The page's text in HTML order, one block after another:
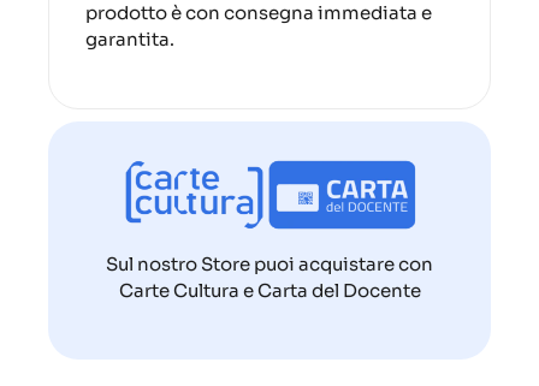
prodotto è con consegna immediata e
garantita.
Sul nostro Store puoi acquistare con
Carte Cultura e Carta del Docente